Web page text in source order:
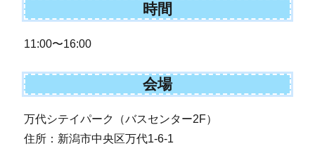
時間
11:00〜16:00
会場
万代シテイパーク（バスセンター2F）
住所：新潟市中央区万代1-6-1